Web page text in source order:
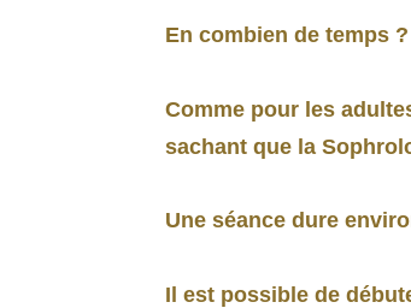
En combien de temps ?
Comme pour les
sachant que la
Une séance dure
Il est possible de